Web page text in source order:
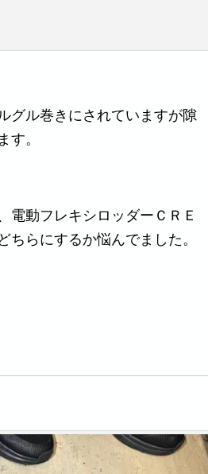
グル巻きにされていますが隙
す。
電動フレキシロッダーＣＲＥ
らにするか悩んでました。